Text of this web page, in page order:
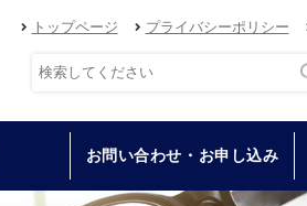
トップページ プライバシーポリシー
お問い合わせ・お申し込み